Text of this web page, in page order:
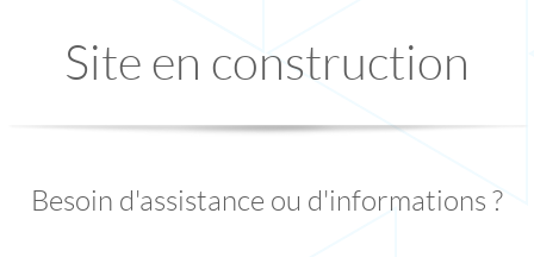
Site en construction
Besoin d'assistance ou d'informations ?